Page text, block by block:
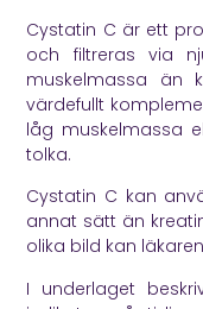
Cystatin C är ett
och filtreras via
muskelmassa än
värdefullt
låg muskelmassa
tolka.
Cystatin C kan
annat sätt än
olika bild kan
I underlaget